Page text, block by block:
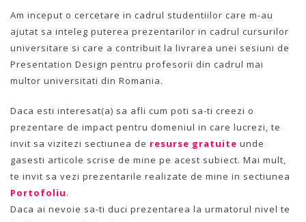
Am inceput o cercetare in cadrul studentiilor care m-au
ajutat sa inteleg puterea prezentarilor in cadrul cursurilor
universitare si care a contribuit la livrarea unei sesiuni de
Presentation Design pentru profesorii din cadrul mai
multor universitati din Romania.
Daca esti interesat(a) sa afli cum poti sa-ti creezi o
prezentare de impact pentru domeniul in care lucrezi, te
invit sa vizitezi sectiunea de resurse gratuite unde
gasesti articole scrise de mine pe acest subiect. Mai mult,
te invit sa vezi prezentarile realizate de mine in sectiunea
Portofoliu.
Daca ai nevoie sa-ti duci prezentarea la urmatorul nivel te